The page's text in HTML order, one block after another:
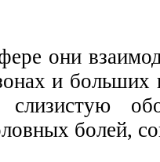
они
и больших
болей,